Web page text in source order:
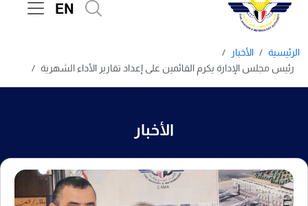
EN
الرئيسية
الأخبار
رئيس مجلس الإدارة يكرم القائمين على إعداد تقارير الأداء الشهرية
الأخبار